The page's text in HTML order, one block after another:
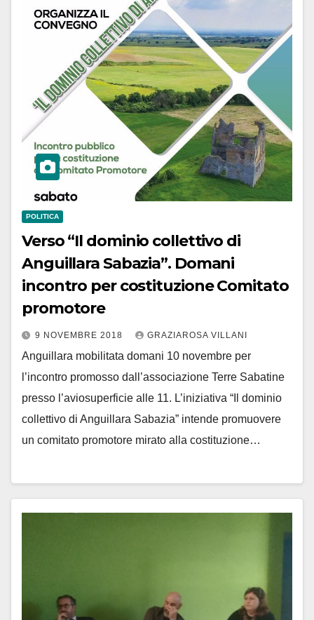
POLITICA
Verso “Il dominio collettivo di
Anguillara Sabazia”. Domani
incontro per costituzione Comitato
promotore
9 NOVEMBRE 2018 GRAZIAROSA VILLANI
Anguillara mobilitata domani 10 novembre per
l’incontro promosso dall’associazione Terre Sabatine
presso l’aviosuperficie alle 11. L’iniziativa “Il dominio
collettivo di Anguillara Sabazia” intende promuovere
un comitato promotore mirato alla costituzione…